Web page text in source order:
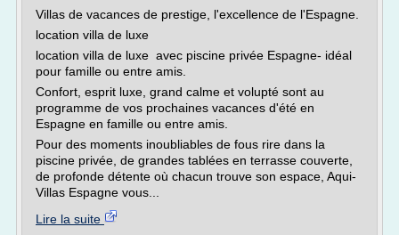
Villas de vacances de prestige, l'excellence de l'Espagne.
location villa de luxe
location villa de luxe avec piscine privée Espagne- idéal
pour famille ou entre amis.
Confort, esprit luxe, grand calme et volupté sont au
programme de vos prochaines vacances d'été en
Espagne en famille ou entre amis.
Pour des moments inoubliables de fous rire dans la
piscine privée, de grandes tablées en terrasse couverte,
de profonde détente où chacun trouve son espace, Aqui-
Villas Espagne vous...
Lire la suite